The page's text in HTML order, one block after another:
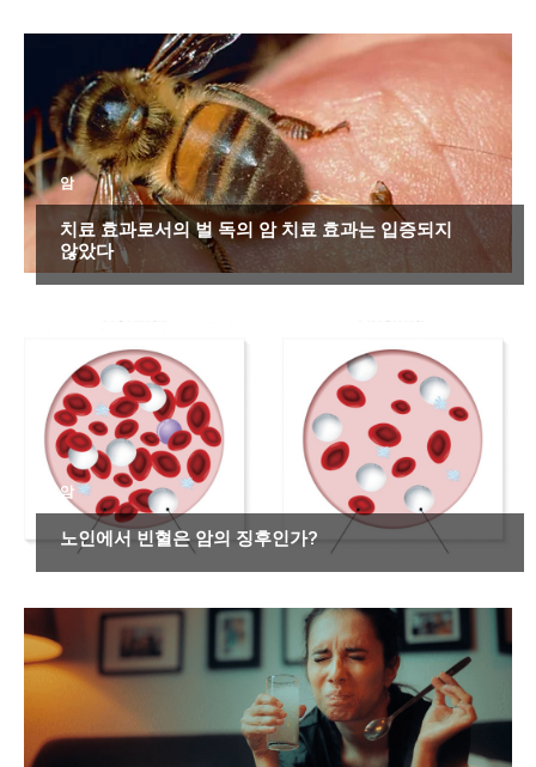
암
치료 효과로서의 벌 독의 암 치료 효과는 입증되지
않았다
암
노인에서 빈혈은 암의 징후인가?